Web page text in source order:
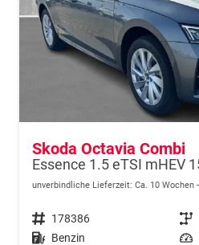
Skoda Octavia Combi
unverbindliche Lieferzeit: Ca. 10 Wochen
Fahrzeugnr. 178386 Getriebe
Kraftstoff Benzin Leistung